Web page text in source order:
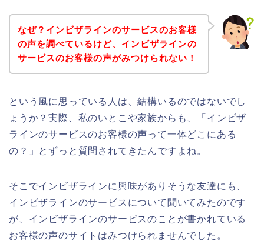
なぜ？インビザラインのサービスのお客様
の声を調べているけど、インビザラインの
サービスのお客様の声がみつけられない！
という風に思っている人は、結構いるのではないでし
ょうか？実際、私のいとこや家族からも、「インビザ
ラインのサービスのお客様の声って一体どこにある
の？」とずっと質問されてきたんですよね。
そこでインビザラインに興味がありそうな友達にも、
インビザラインのサービスについて聞いてみたのです
が、インビザラインのサービスのことが書かれている
お客様の声のサイトはみつけられませんでした。